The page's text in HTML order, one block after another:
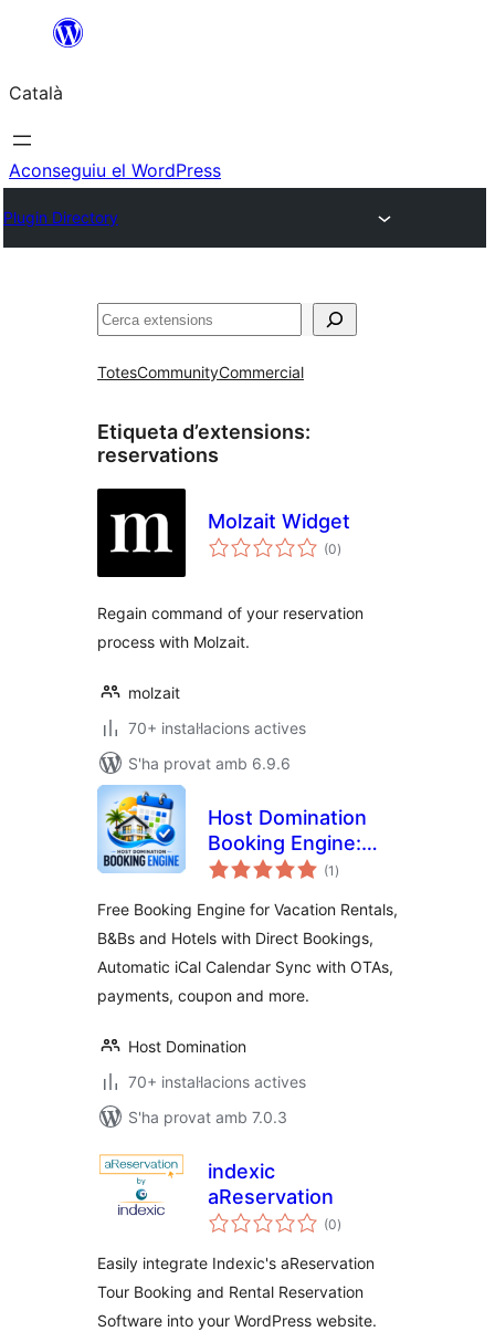
contingut
Català
Aconseguiu el WordPress
Plugin Directory
Cerca
TotesCommunityCommercial
Etiqueta d’extensions:
reservations
Molzait Widget
(0puntuacions
totals
)
Regain command of your reservation
process with Molzait.
molzait
70+ instal·lacions actives
S'ha provat amb 6.9.6
Host Domination
Booking Engine:
Calendar Sync &
System
(1 puntuacions
totals
)
Free Booking Engine for Vacation Rentals,
B&Bs and Hotels with Direct Bookings,
Automatic iCal Calendar Sync with OTAs,
payments, coupon and more.
Host Domination
70+ instal·lacions actives
S'ha provat amb 7.0.3
indexic
aReservation
(0puntuacions
totals
)
Easily integrate Indexic's aReservation
Tour Booking and Rental Reservation
Software into your WordPress website.